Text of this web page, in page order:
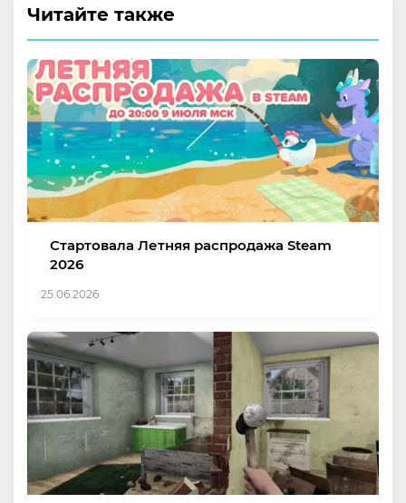
Читайте также
Стартовала Летняя распродажа Steam
2026
25.06.2026